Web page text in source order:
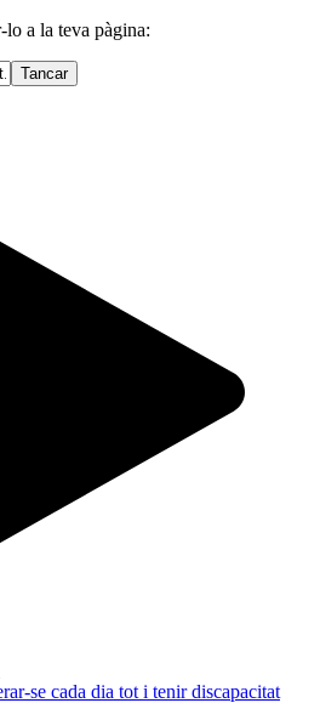
a la teva pàgina:
Tancar
se cada dia tot i tenir discapacitat